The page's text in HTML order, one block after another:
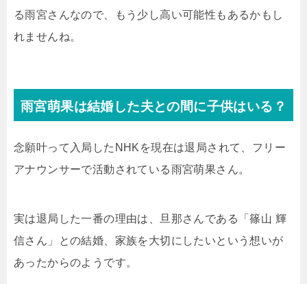
る雨宮さんなので、もう少し高い可能性もあるかもし
れませんね。
雨宮萌果は結婚した夫との間に子供はいる？
念願叶って入局したNHKを現在は退局されて、フリー
アナウンサーで活動されている雨宮萌果さん。
実は退局した一番の理由は、旦那さんである「篠山 輝
信さん」との結婚、家族を大切にしたいという想いが
あったからのようです。